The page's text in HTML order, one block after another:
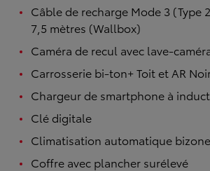
Câble de recharge Mode 3 (Type
7,5 mètres (Wallbox)
Caméra de recul avec lave-
Carrosserie bi-ton+ Toit et AR
Chargeur de smartphone à
Clé digitale
Climatisation automatique bizone
Coffre avec plancher surélevé